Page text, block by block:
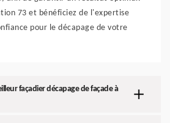
73 et bénéficiez de l'expertise
pour le décapage de votre
façadier décapage de façade à